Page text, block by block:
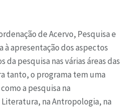
de Acervo, Pesquisa e
apresentação dos aspectos
pesquisa nas várias áreas das
tanto, o programa tem uma
a pesquisa na
na Antropologia, na